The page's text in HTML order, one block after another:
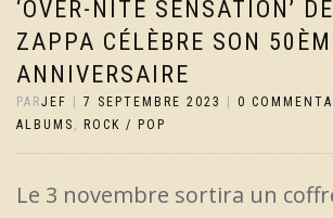
‘OVER-NITE SENSATION’
ZAPPA CÉLÈBRE SON
ANNIVERSAIRE
PARJEF 7 SEPTEMBRE 2023 0
ALBUMS , ROCK / POP
Le 3 novembre sortira un